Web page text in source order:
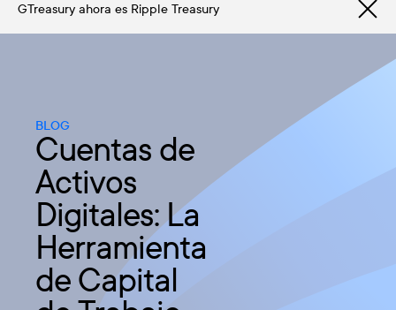
GTreasury ahora es Ripple Treasury
BLOG
Cuentas de
Activos
Digitales: La
Herramienta
de Capital